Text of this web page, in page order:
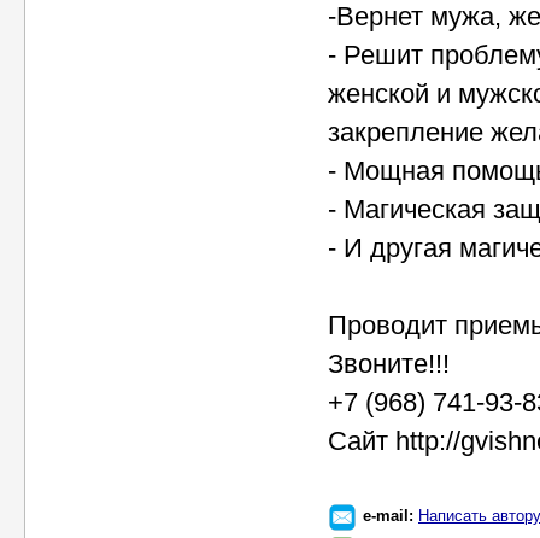
-Вернет мужа,
- Решит
женской и
закрепление
- Мощная
- Магическая
- И другая
Проводит
Звоните!!!
+7 (968) 741-93-
Сайт http://
e-mail: Написать автору